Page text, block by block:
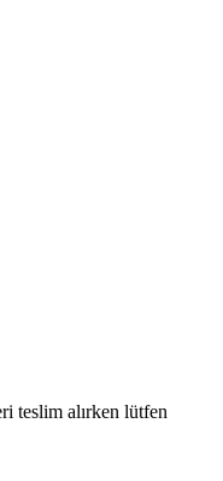
teslim alırken lütfen